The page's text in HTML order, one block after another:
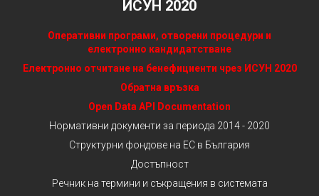
ИСУН 2020
Оперативни програми, отворени процедури и
електронно кандидатстване
Електронно отчитане на бенефициенти чрез ИСУН 2020
Обратна връзка
Open Data API Documentation
Нормативни документи за периода 2014 - 2020
Структурни фондове на ЕС в България
Достъпност
Речник на термини и съкращения в системата